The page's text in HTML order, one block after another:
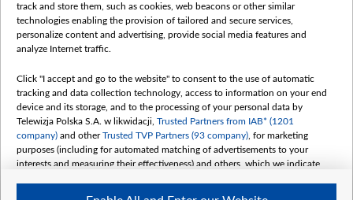
Белсат news
Белсат Shorts
Жэстачайшы мульт
Belsat English
Biełsat PL
Белсат Now
Белсат History
Белсат Music
track and store them, such as cookies, web beacons or other similar
technologies enabling the provision of tailored and secure services,
personalize content and advertising, provide social media features and
analyze Internet traffic.
Click "I accept and go to the website" to consent to the use of automatic
tracking and data collection technology, access to information on your end
device and its storage, and to the processing of your personal data by
Telewizja Polska S.A. w likwidacji, Trusted Partners from IAB* (1201
company) and otherTrusted TVP Partners (93 company) , for marketing
purposes (including for automated matching of advertisements to your
interests and measuring their effectiveness) and others, which we indicate